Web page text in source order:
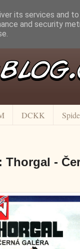
DCKK
Thorgal -
its services and
and security